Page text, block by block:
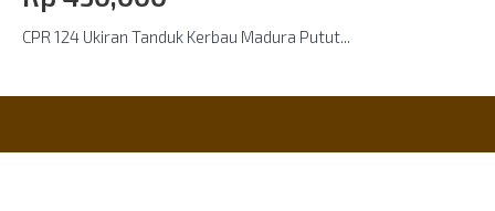
CPR 124 Ukiran Tanduk Kerbau Madura Putut...